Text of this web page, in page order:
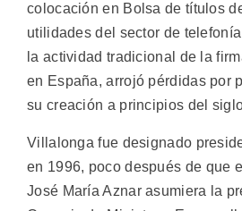
colocación en Bolsa de títulos
utilidades del sector de
la actividad tradicional de la
en España, arrojó pérdidas por
su creación a principios del
Villalonga fue designado
en 1996, poco después de que
José María Aznar asumiera la